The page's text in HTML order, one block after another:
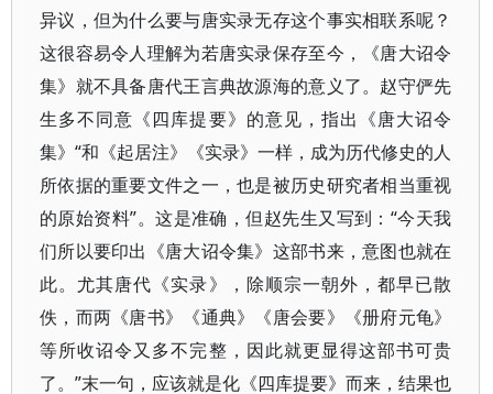
异议，但为什么要与唐实录无存这个事实相联系呢？
这很容易令人理解为若唐实录保存至今，《唐大诏令
集》就不具备唐代王言典故源海的意义了。赵守俨先
生多不同意《四库提要》的意见，指出《唐大诏令
集》“和《起居注》《实录》一样，成为历代修史的人
所依据的重要文件之一，也是被历史研究者相当重视
的原始资料”。这是准确，但赵先生又写到：“今天我
们所以要印出《唐大诏令集》这部书来，意图也就在
此。尤其唐代《实录》，除顺宗一朝外，都早已散
佚，而两《唐书》《通典》《唐会要》《册府元龟》
等所收诏令又多不完整，因此就更显得这部书可贵
了。”末一句，应该就是化《四库提要》而来，结果也